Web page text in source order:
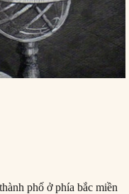
phố ở phía bắc miền